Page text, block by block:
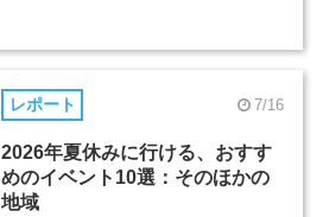
レポート 7/16
2026年夏休みに行ける、おすす
めのイベント10選：そのほかの
地域